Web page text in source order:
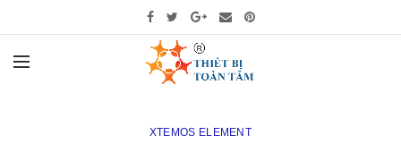
XTEMOS ELEMENT